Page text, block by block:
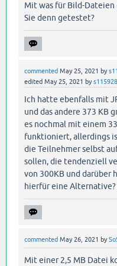
Mit was für Bild-
Sie denn getestet?
commented May 25, 2021 by
edited May 25, 2021 bys115928
Ich hatte ebenfalls mit
und das andere 373 KB
es nochmal mit einem
funktioniert, allerdings
die Teilnehmer selbst
sollen, die tendenziell
von 300KB und darüber
hierfür eine Alternative?
commented May 26, 2021 by
Mit einer 2,5 MB Datei